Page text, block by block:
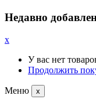
Недавно
x
У вас нет
Продолжить
Меню x